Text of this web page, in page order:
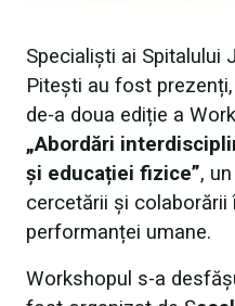
Specialiști ai Spitalului
Pitești au fost
de-a doua ediție a
„Abordări
și educației fizice”,
cercetării și
performanței umane.
Workshopul s-a